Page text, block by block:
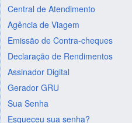
Central de Atendimento
Agência de Viagem
Emissão de Contra-cheques
Declaração de Rendimentos
Assinador Digital
Gerador GRU
Sua Senha
Esqueceu sua senha?